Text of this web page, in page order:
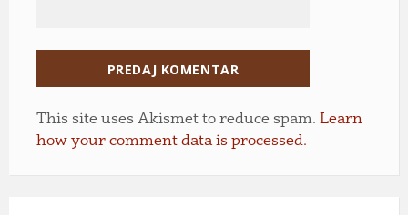
This site uses Akismet to reduce spam. Learn
how your comment data is processed.